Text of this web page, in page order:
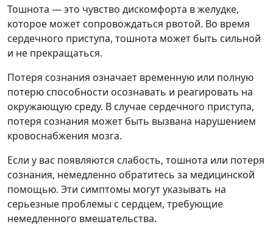
Тошнота — это чувство дискомфорта в желудке,
которое может сопровождаться рвотой. Во время
сердечного приступа, тошнота может быть сильной
и не прекращаться.
Потеря сознания означает временную или полную
потерю способности осознавать и реагировать на
окружающую среду. В случае сердечного приступа,
потеря сознания может быть вызвана нарушением
кровоснабжения мозга.
Если у вас появляются слабость, тошнота или потеря
сознания, немедленно обратитесь за медицинской
помощью. Эти симптомы могут указывать на
серьезные проблемы с сердцем, требующие
немедленного вмешательства.